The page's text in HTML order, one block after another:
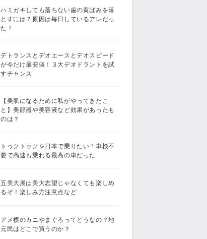
ハミガキしても落ちない歯の黄ばみを落
とすには？原因は毎日しているアレだっ
た！
デトランスとデオエースとデオスピード
が今だけ最安値！３大デオドラントを試
すチャンス
【美肌になるために私がやってきたこ
と】美顔器や美容液など効果があったも
のは？
トゥクトゥクを日本で乗りたい！車検不
要で高速も乗れる最高の車だった
五美大展は美大志望じゃなくても楽しめ
るぞ！楽しみ方注意点など
アメ横のカニやまぐろってどうなの？地
元民はどこで買うのか？